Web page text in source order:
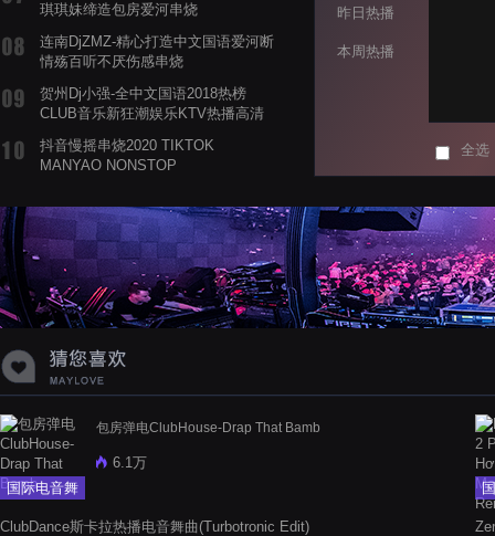
琪琪妹缔造包房爱河串烧
连南DjZMZ-精心打造中文国语爱河断
情殇百听不厌伤感串烧
贺州Dj小强-全中文国语2018热榜
CLUB音乐新狂潮娱乐KTV热播高清
抖音慢摇串烧2020 TIKTOK
MANYAO NONSTOP
蝉爸爸妈妈爱存在夏天的风是想你的
声音啊
昨日热播
本周热播
全选
国际电音舞
包房弹电ClubHouse-Drap That Bamb
6.1万
ClubDance斯卡拉热播电音舞曲(Turbotronic Edit)